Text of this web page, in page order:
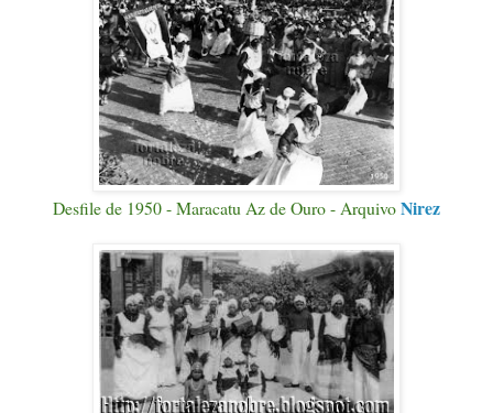
Desfile de 1950 - Maracatu Az de Ouro - ArquivoNirez